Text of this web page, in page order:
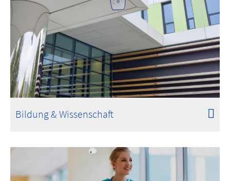
Bildung & Wissenschaft